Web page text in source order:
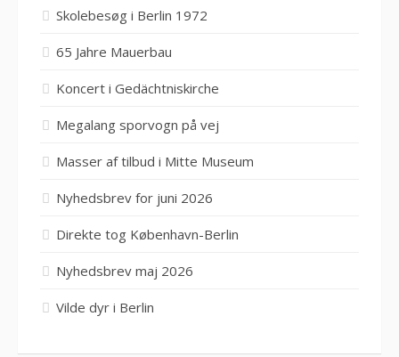
Skolebesøg i Berlin 1972
65 Jahre Mauerbau
Koncert i Gedächtniskirche
Megalang sporvogn på vej
Masser af tilbud i Mitte Museum
Nyhedsbrev for juni 2026
Direkte tog København-Berlin
Nyhedsbrev maj 2026
Vilde dyr i Berlin